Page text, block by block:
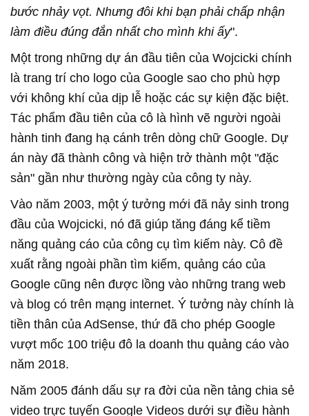
bước nhảy vọt. Nhưng đôi khi bạn phải chấp nhận
làm điều đúng đắn nhất cho mình khi ấy".
Một trong những dự án đầu tiên của Wojcicki chính
là trang trí cho logo của Google sao cho phù hợp
với không khí của dịp lễ hoặc các sự kiện đặc biệt.
Tác phẩm đầu tiên của cô là hình vẽ người ngoài
hành tinh đang hạ cánh trên dòng chữ Google. Dự
án này đã thành công và hiện trở thành một "đặc
sản" gần như thường ngày của công ty này.
Vào năm 2003, một ý tưởng mới đã nảy sinh trong
đầu của Wojcicki, nó đã giúp tăng đáng kể tiềm
năng quảng cáo của công cụ tìm kiếm này. Cô đề
xuất rằng ngoài phần tìm kiếm, quảng cáo của
Google cũng nên được lồng vào những trang web
và blog có trên mạng internet. Ý tưởng này chính là
tiền thân của AdSense, thứ đã cho phép Google
vượt mốc 100 triệu đô la doanh thu quảng cáo vào
năm 2018.
Năm 2005 đánh dấu sự ra đời của nền tảng chia sẻ
video trực tuyến Google Videos dưới sự điều hành